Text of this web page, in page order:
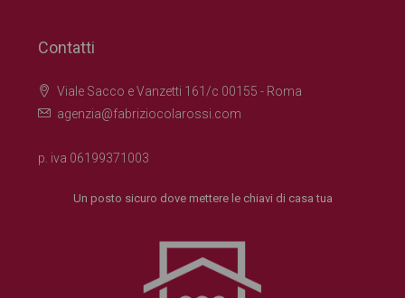
Contatti
Viale Sacco e Vanzetti 161/c 00155 - Roma
agenzia@fabriziocolarossi.com
p. iva 06199371003
Un posto sicuro dove mettere le chiavi di casa tua